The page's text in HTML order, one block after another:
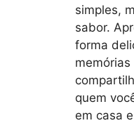
simples,
sabor.
forma
quem
em casa